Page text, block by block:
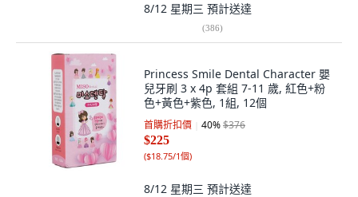
8/12 星期三 預計送達
(386)
Princess Smile Dental Character 嬰
兒牙刷 3 x 4p 套組 7-11 歲, 紅色+粉
色+黃色+紫色, 1組, 12個
首購折扣價 40%$376
$225
($18.75/1個)
8/12 星期三 預計送達